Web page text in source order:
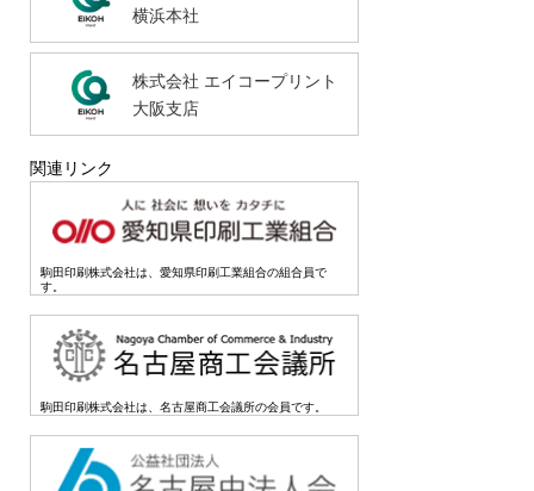
横浜本社
株式会社 エイコープリント
大阪支店
関連リンク
駒田印刷株式会社は、愛知県印刷工業組合の組合員で
す。
駒田印刷株式会社は、名古屋商工会議所の会員です。